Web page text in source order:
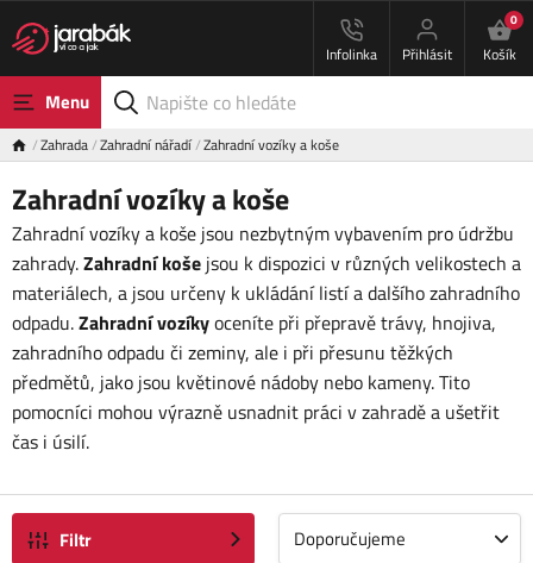
Infolinka Přihlásit
0
Košík
Menu
Zahrada Zahradní nářadí Zahradní vozíky a koše
Zahradní vozíky a koše
Zahradní vozíky a koše jsou nezbytným vybavením pro údržbu
zahrady.Zahradní koše jsou k dispozici v různých velikostech a
materiálech, a jsou určeny k ukládání listí a dalšího zahradního
odpadu.Zahradní vozíkyoceníte při přepravě trávy, hnojiva,
zahradního odpadu či zeminy, ale i při přesunu těžkých
předmětů, jako jsou květinové nádoby nebo kameny. Tito
pomocníci mohou výrazně usnadnit práci v zahradě a ušetřit
čas i úsilí.
Filtr Doporučujeme